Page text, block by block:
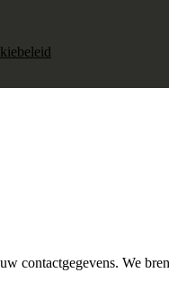
contactgegevens. We